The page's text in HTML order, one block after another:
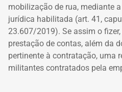
mobilização de rua, mediante
jurídica habilitada (art. 41,
23.607/2019). Se assim o
prestação de contas, além da
pertinente à contratação, uma
militantes contratados pela